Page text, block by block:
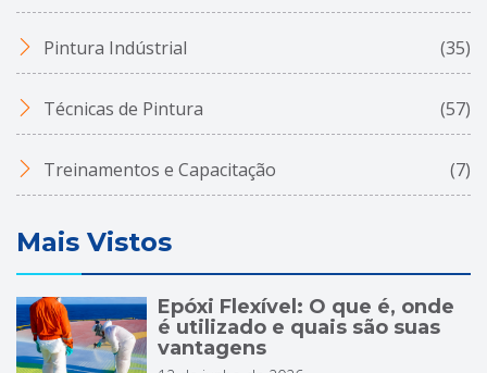
Pintura Indústrial (35)
Técnicas de Pintura (57)
Treinamentos e Capacitação (7)
Mais Vistos
Epóxi Flexível: O que é, onde
é utilizado e quais são suas
vantagens